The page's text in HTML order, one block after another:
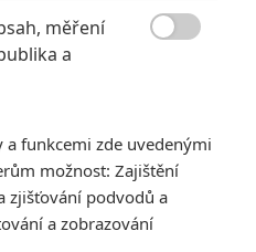
Alitu znovu zahrát. A ne jen
měření
a
a funkcemi zde uvedenými
možnost: Zajištění
zjišťování podvodů a
a zobrazování